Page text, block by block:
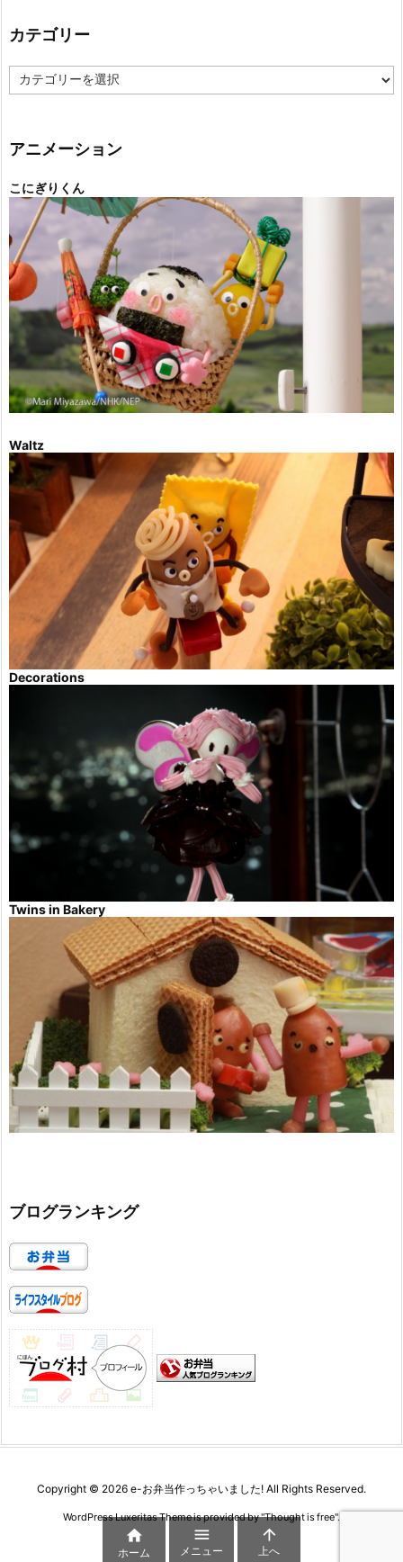
カテゴリー
テ
ー
アニメーション
こにぎりくん
Waltz
Decorations
Twins in Bakery
ブログランキング
Copyright © 2026 e-お弁当作っちゃいました! All Rights Reserved.
WordPress Luxeritas Theme is provided by "Thought is free".

ホーム

メニュー

上へ